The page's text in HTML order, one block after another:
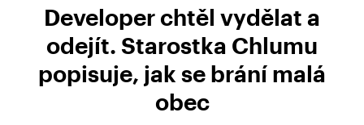
Developer chtěl vydělat a
odejít. Starostka Chlumu
popisuje, jak se brání malá
obec